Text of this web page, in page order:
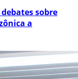
sobre
a